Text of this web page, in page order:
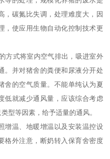
，碳氮比失调，处理难度大，因
，使应用生物自动化控制技术更
方式将室内空气排出，吸进室外
。并对猪舍的粪便和尿液分开处
舍的空气质量。不能单纯认为夏
低就减少通风量，应该综合考虑
型等因素，给予适量的通风。
增温、地暖增温以及安装温控设
格外注意，断奶转入保育舍密度